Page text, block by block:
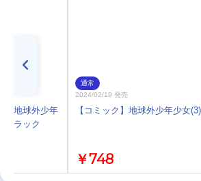
地球外少年
トラック
通常
2024/02/19 発売
【コミック】地球外少年少女(3)
￥748